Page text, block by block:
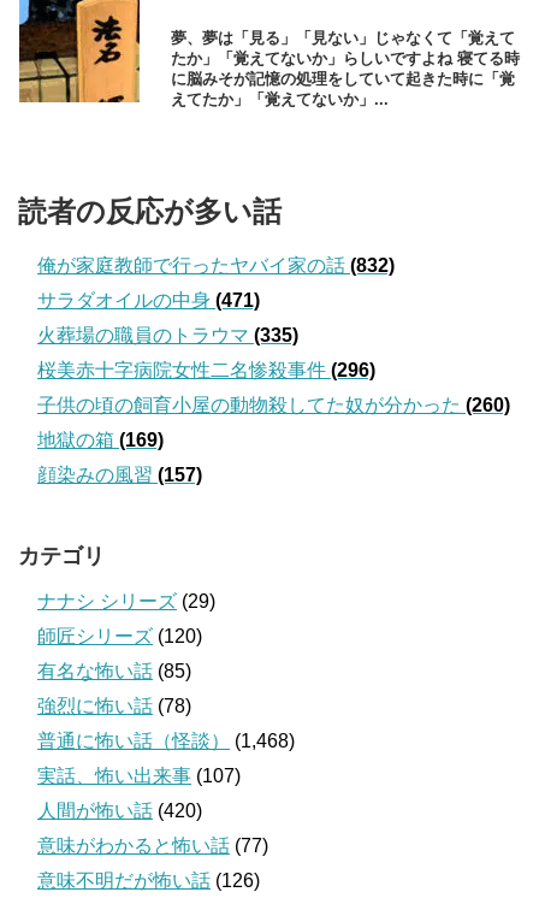
夢、夢は「見る」「見ない」じゃなくて「覚えて
たか」「覚えてないか」らしいですよね 寝てる時
に脳みそが記憶の処理をしていて起きた時に「覚
えてたか」「覚えてないか」...
読者の反応が多い話
俺が家庭教師で行ったヤバイ家の話 (832)
サラダオイルの中身 (471)
火葬場の職員のトラウマ (335)
桜美赤十字病院女性二名惨殺事件 (296)
子供の頃の飼育小屋の動物殺してた奴が分かった (260)
地獄の箱 (169)
顔染みの風習 (157)
カテゴリ
ナナシ シリーズ (29)
師匠シリーズ (120)
有名な怖い話 (85)
強烈に怖い話 (78)
普通に怖い話（怪談）
(1,468)
実話、怖い出来事 (107)
人間が怖い話 (420)
意味がわかると怖い話 (77)
意味不明だが怖い話 (126)